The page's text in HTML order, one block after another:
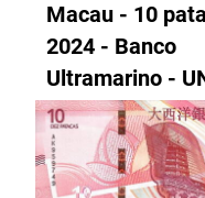
Macau - 10
2024 - Banco
Ultramarino -